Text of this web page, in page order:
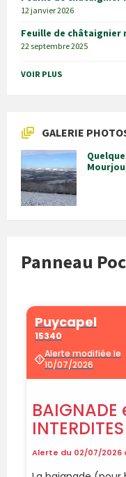
12 janvier 2026
Feuille de châtaignier
22 septembre 2025
VOIR PLUS
GALERIE
Panneau